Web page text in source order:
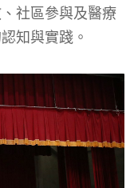
社區參與及醫療
知與實踐。